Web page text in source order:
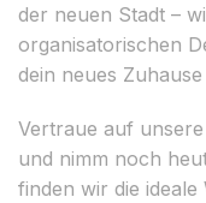
der neuen Stadt –
organisatorischen
dein neues
Vertraue auf
und nimm noch
finden wir die